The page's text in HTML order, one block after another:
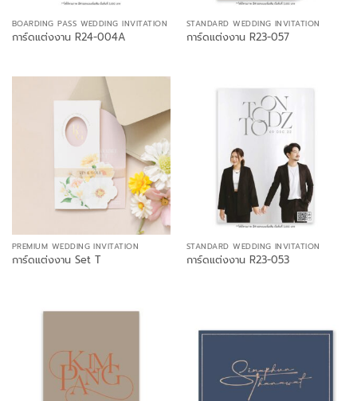
BOARDING PASS WEDDING INVITATION
การ์ดแต่งงาน R24-004A
STANDARD WEDDING INVITATION
การ์ดแต่งงาน R23-057
PREMIUM WEDDING INVITATION
การ์ดแต่งงาน Set T
STANDARD WEDDING INVITATION
การ์ดแต่งงาน R23-053